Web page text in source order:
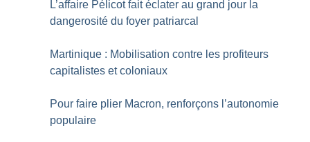
L’affaire Pélicot fait éclater au grand jour la
dangerosité du foyer patriarcal
Martinique : Mobilisation contre les profiteurs
capitalistes et coloniaux
Pour faire plier Macron, renforçons l’autonomie
populaire